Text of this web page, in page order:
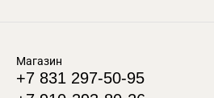
Магазин
+7 831 297-50-95